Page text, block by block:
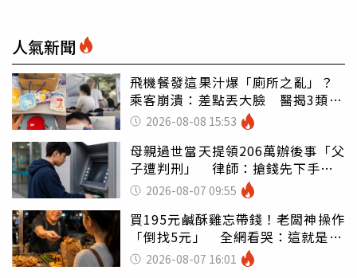
人氣新聞
飛機餐發這果汁爆「廁所之亂」？
乘客崩潰：差點丟大臉 醫揭3類人
別亂喝
2026-08-08 15:53
母親過世當天提領206萬辦後事「父
子遭判刑」 律師：搶錢先下手是
罪 2026-08-07 09:55
買195元鹹酥雞忘帶錢！老闆神操作
「倒找5元」 全網看哭：這就是台
灣 2026-08-07 16:01